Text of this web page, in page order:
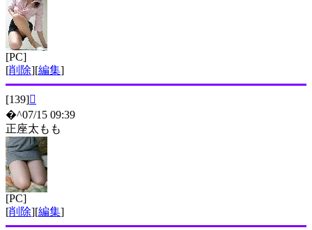
[PC]
[削除][編集]
[139]
�^07/15 09:39
正座太もも
[PC]
[削除][編集]